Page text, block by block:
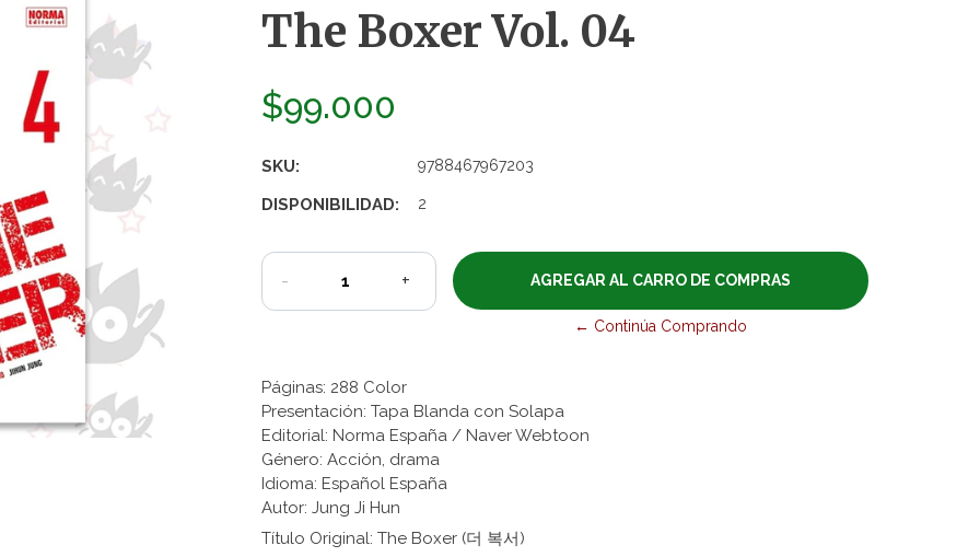
The Boxer Vol. 04
$99.000
SKU: 9788467967203
DISPONIBILIDAD: 2
- +
← Continúa Comprando
Páginas: 288 Color
Presentación: Tapa Blanda con Solapa
Editorial: Norma España / Naver Webtoon
Género: Acción, drama
Idioma: Español España
Autor: Jung Ji Hun
Título Original: The Boxer (더 복서)